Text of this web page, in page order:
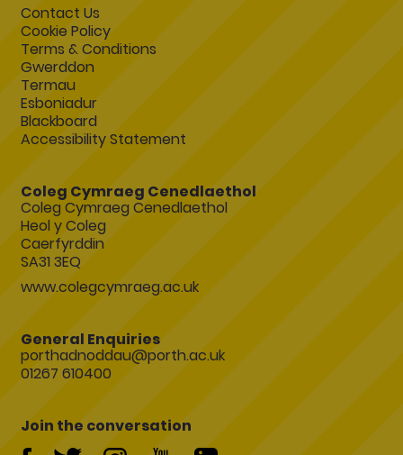
Contact Us
Cookie Policy
Terms & Conditions
Gwerddon
Termau
Esboniadur
Blackboard
Accessibility Statement
Coleg Cymraeg Cenedlaethol
Coleg Cymraeg Cenedlaethol
Heol y Coleg
Caerfyrddin
SA31 3EQ
www.colegcymraeg.ac.uk
General Enquiries
porthadnoddau@porth.ac.uk
01267 610400
Join the conversation